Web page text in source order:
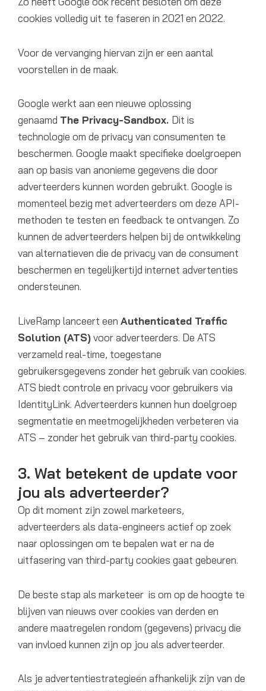
cookies volledig uit te faseren in 2021 en 2022.
Voor de vervanging hiervan zijn er een aantal
voorstellen in de maak.
Google werkt aan een nieuwe oplossing
genaamd The Privacy-Sandbox. Dit is
technologie om de privacy van consumenten te
beschermen. Google maakt specifieke doelgroepen
aan op basis van anonieme gegevens die door
adverteerders kunnen worden gebruikt. Google is
momenteel bezig met adverteerders om deze API-
methoden te testen en feedback te ontvangen. Zo
kunnen de adverteerders helpen bij de ontwikkeling
van alternatieven die de privacy van de consument
beschermen en tegelijkertijd internet advertenties
ondersteunen.
LiveRamp lanceert een Authenticated Traffic
Solution (ATS)voor adverteerders. De ATS
verzameld real-time, toegestane
gebruikersgegevens zonder het gebruik van cookies.
ATS biedt controle en privacy voor gebruikers via
IdentityLink. Adverteerders kunnen hun doelgroep
segmentatie en meetmogelijkheden verbeteren via
ATS – zonder het gebruik van third-party cookies.
3. Wat betekent de update voor
jou als adverteerder?
Op dit moment zijn zowel marketeers,
adverteerders als data-engineers actief op zoek
naar oplossingen om te bepalen wat er na de
uitfasering van third-party cookies gaat gebeuren.
De beste stap als marketeer is om op de hoogte te
blijven van nieuws over cookies van derden en
andere maatregelen rondom (gegevens) privacy die
van invloed kunnen zijn op jou als adverteerder.
Als je advertentiestrategieën afhankelijk zijn van de